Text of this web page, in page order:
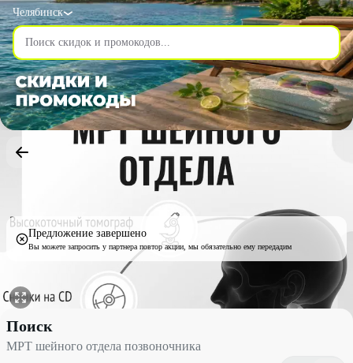
Челябинск
Предложение завершено
Вы можете запросить у партнера повтор акции, мы обязательно ему передадим
МРТ шейного отдела позвоночника со скидкой 10% - Поиск в
Поиск
МРТ шейного отдела позвоночника